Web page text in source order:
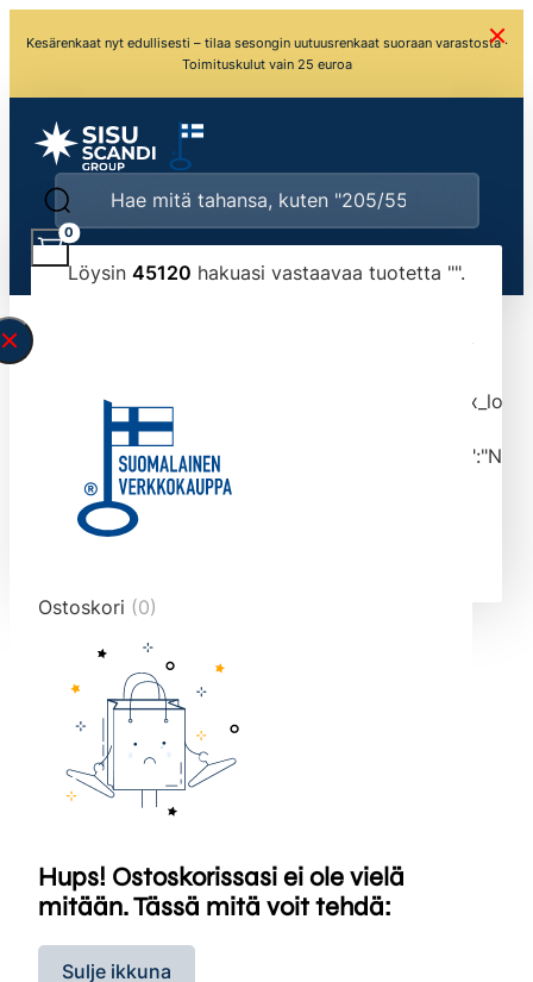
Kesärenkaat nyt edullisesti – tilaa sesongin uutuusrenkaat suoraan varastosta ·
Toimituskulut vain 25 euroa
Löysin 45120 hakuasi vastaavaa tuotetta "".
typed the search query correctly.<br>Currently
tmlmvi","meta_query":
data-original-query-vars="[]" data-page="1"
data-max-pages="4512" data-start="1" data-
end="10">
0
Ostoskori (0)
Hups! Ostoskorissasi ei ole vielä
mitään. Tässä mitä voit tehdä:
Sulje ikkuna